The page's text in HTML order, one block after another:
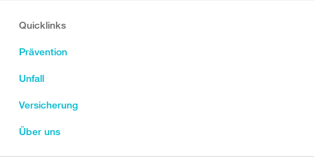
Quicklinks
Prävention
Unfall
Versicherung
Über uns